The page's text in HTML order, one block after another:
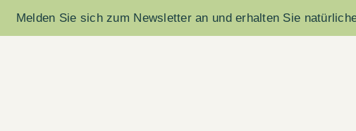
Melden Sie sich zum Newsletter an und erhalten Sie